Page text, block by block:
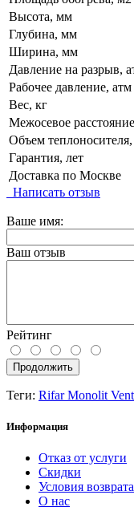
Высота, мм
Глубина, мм
Ширина, мм
Давление на разрыв,
Рабочее давление, атм
Вес, кг
Межосевое
Объем
Гарантия, лет
Доставка по Москве
Написать отзыв
Ваше имя:
Ваш отзыв
Рейтинг
Продолжить
Теги: Rifar Monolit
Информация
Отказ от услуги
Скидки
Условия
О нас